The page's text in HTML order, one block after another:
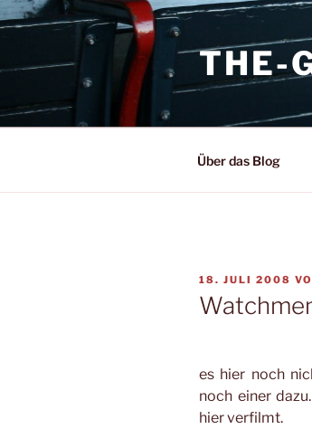
Zum
Inhalt
THE-
Über das Blog
AM
18. JULI 2008
es hier noch
noch einer
hier verfilmt.